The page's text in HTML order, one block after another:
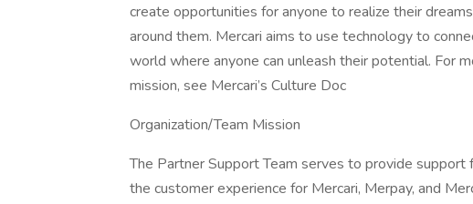
create opportunities for anyone to realize their
around them. Mercari aims to use technology to
world where anyone can unleash their potential. For
mission, see Mercari’s Culture Doc
Organization/Team Mission
The Partner Support Team serves to provide support
the customer experience for Mercari, Merpay, and